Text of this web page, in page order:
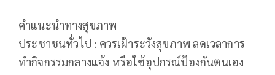
คำแนะนำทางสุขภาพ
ประชาชนทั่วไป : ควรเฝ้าระวังสุขภาพ ลดเวลาการ
ทำกิจกรรมกลางแจ้ง หรือใช้อุปกรณ์ป้องกันตนเอง